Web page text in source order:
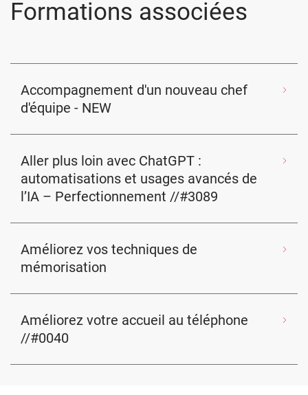
Formations associées
Accompagnement d'un nouveau chef
d'équipe - NEW
Aller plus loin avec ChatGPT :
automatisations et usages avancés de
l’IA – Perfectionnement //#3089
Améliorez vos techniques de
mémorisation
Améliorez votre accueil au téléphone
//#0040